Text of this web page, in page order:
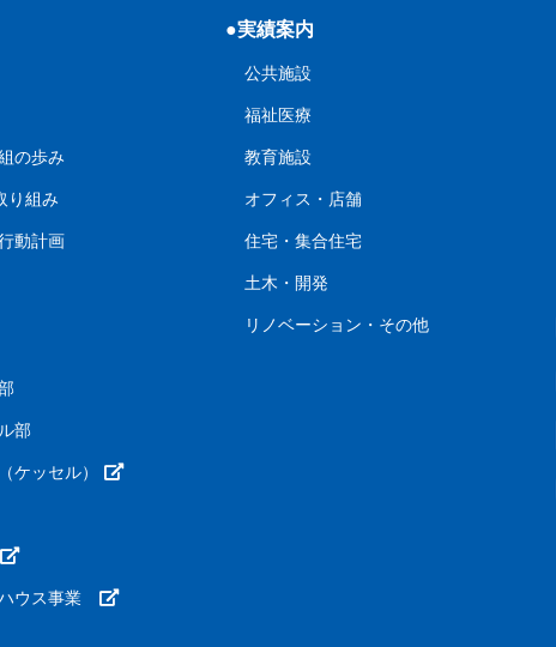
の歩み
り組み
動計画
部
ケッセル）
ウス事業
●実績案内
公共施設
福祉医療
教育施設
オフィス・店舗
住宅・集合住宅
土木・開発
リノベーション・その他